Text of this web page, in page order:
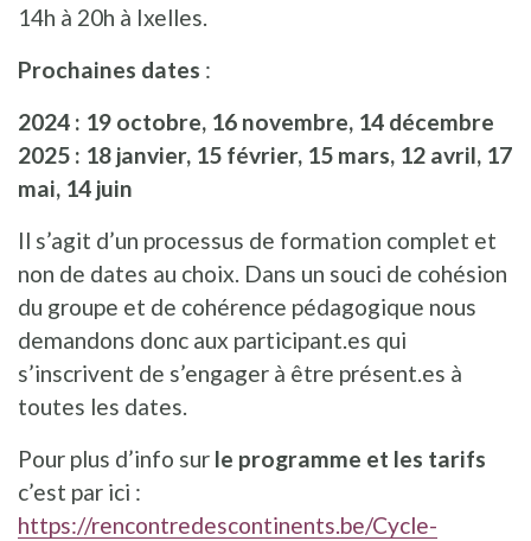
14h à 20h à Ixelles.
Prochaines dates :
2024 : 19 octobre, 16 novembre, 14 décembre
2025 : 18 janvier, 15 février, 15 mars, 12 avril, 17
mai, 14 juin
Il s’agit d’un processus de formation complet et
non de dates au choix. Dans un souci de cohésion
du groupe et de cohérence pédagogique nous
demandons donc aux participant.es qui
s’inscrivent de s’engager à être présent.es à
toutes les dates.
Pour plus d’info sur le programme et les tarifs
c’est par ici :
https://rencontredescontinents.be/Cycle-